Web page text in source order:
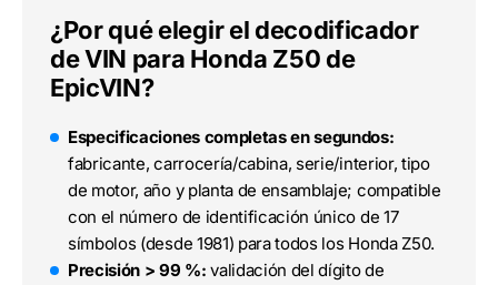
¿Por qué elegir el decodificador
de VIN para Honda Z50 de
EpicVIN?
Especificaciones completas en segundos:
fabricante, carrocería/cabina, serie/interior, tipo
de motor, año y planta de ensamblaje; compatible
con el número de identificación único de 17
símbolos (desde 1981) para todos los Honda Z50.
Precisión > 99 %: validación del dígito de